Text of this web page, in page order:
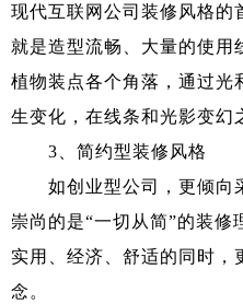
现代互联网公司装修风格的
就是造型流畅、大量的使用
植物装点各个角落，通过光
生变化，在线条和光影变幻
3、简约型装修风格
如创业型公司，更倾向采
崇尚的是“一切从简”的装修
实用、经济、舒适的同时，
念。